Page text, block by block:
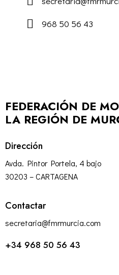
968 50 56 43
FEDERACIÓN DE
LA REGIÓN DE
Dirección
Avda. Pintor Portela, 4 bajo
30203 – CARTAGENA
Contactar
secretaria@fmrmurcia.com
+34 968 50 56 43